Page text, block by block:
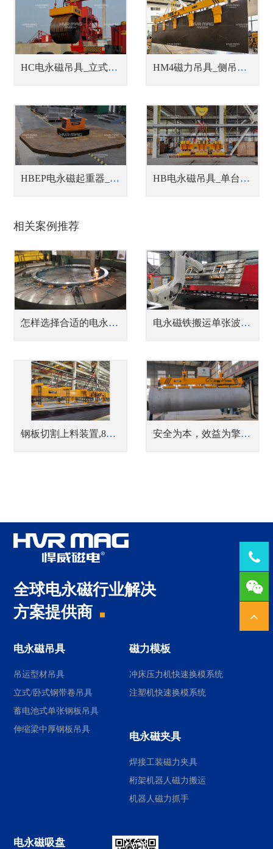
HC电永磁吊具_立式/卧式钢带卷吊具 HM4磁力吊具_侧吊型钢板翻转吊具
HBEP电永磁起重器_蓄电池式钢板吊具 HB电永磁吊具_单台或多台联吊钢坯吊具
相关案例推荐
怎样选择合适的电永磁吸盘 电永磁铁搬运单张波纹板案例分享
钢板切割上料装置,8吨电永磁铁联合吊运 安全为本，效益为擎 —— 悍威磁电电永磁解决方案为安钢永通铸管转运筑牢安全、节能双基石
全球电永磁行业解决
方案提供商
电永磁吊具
吊运型材吊具
立式/卧式钢带卷吊具
蓄电池式单张钢板吊具
伸缩梁中厚钢板吊具
磁力模板
冲床压力机快速换模系统
注塑机快速换模系统
电永磁夹具
焊接工装磁力夹具
桁架机器人磁力搬运
机器人磁力抓手
电永磁吸盘
Tel：